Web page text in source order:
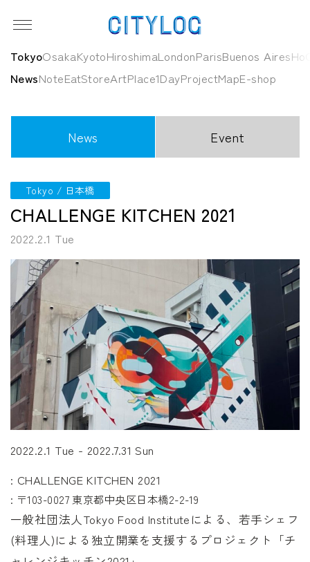
TokyoOsakaKyotoHiroshimaLondonParisBuenos Aires
NewsNoteEatStoreArtPlace1DayProjectMapE-shop
News Event
Tokyo / 日本橋
CHALLENGE KITCHEN 2021
2022.2.1 Tue
2022.2.1 Tue - 2022.7.31 Sun
: CHALLENGE KITCHEN 2021
: 〒103-0027 東京都中央区日本橋2-2-19
一般社団法人Tokyo Food Instituteによる、若手シェフ
(料理人)による独立開業を支援するプロジェクト「チ